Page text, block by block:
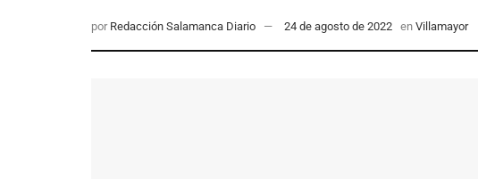
por Redacción Salamanca Diario 24 de agosto de 2022 en Villamayor